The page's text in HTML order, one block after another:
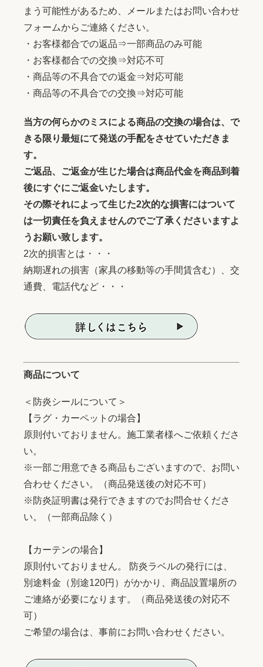
まう可能性があるため、メールまたはお問い合わせ
フォームからご連絡ください。
・お客様都合での返品⇒一部商品のみ可能
・お客様都合での交換⇒対応不可
・商品等の不具合での返金⇒対応可能
・商品等の不具合での交換⇒対応可能
当方の何らかのミスによる商品の交換の場合は、で
きる限り最短にて発送の手配をさせていただきま
す。
ご返品、ご返金が生じた場合は商品代金を商品到着
後にすぐにご返金いたします。
その際それによって生じた2次的な損害にはついて
は一切責任を負えませんのでご了承くださいますよ
うお願い致します。
2次的損害とは・・・
納期遅れの損害（家具の移動等の手間賃含む）、交
通費、電話代など・・・
商品について
＜防炎シールについて＞
【ラグ・カーペットの場合】
原則付いておりません。施工業者様へご依頼くださ
い。
※一部ご用意できる商品もございますので、お問い
合わせください。（商品発送後の対応不可）
※防炎証明書は発行できますのでお問合せくださ
い。（一部商品除く）
【カーテンの場合】
原則付いておりません。 防炎ラベルの発行には、
別途料金（別途120円）がかかり、商品設置場所の
ご連絡が必要になります。（商品発送後の対応不
可）
ご希望の場合は、事前にお問い合わせください。